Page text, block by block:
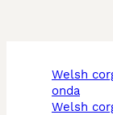
welsh corgi pembroke
onda
welsh corgi pembroke